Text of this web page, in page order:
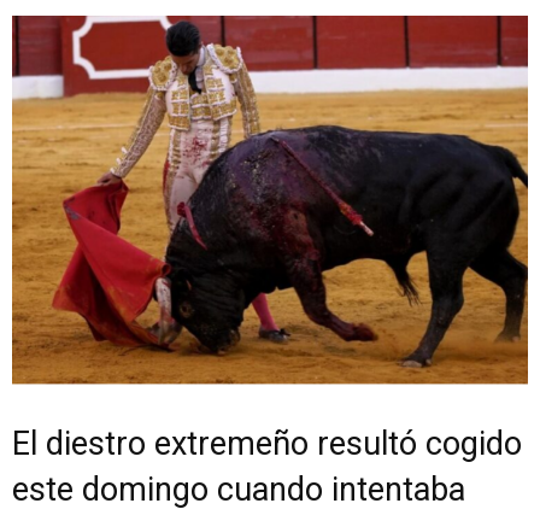
El diestro extremeño resultó cogido
este domingo cuando intentaba